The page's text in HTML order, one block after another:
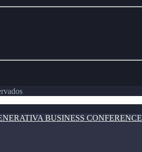
BUSINESS CONFERENCE